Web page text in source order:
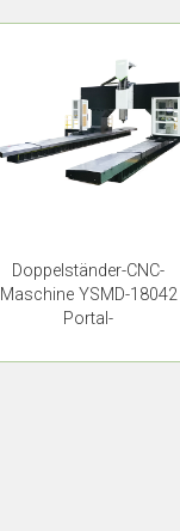
Doppelständer-CNC-
Maschine YSMD-18042
Portal-
mit beweglicher Säule